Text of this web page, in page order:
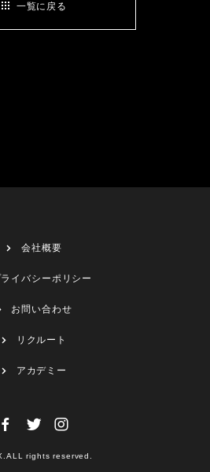
一覧に戻る
会社概要
イバシーポリシー
お問い合わせ
リクルート
アカデミー
rights reserved.